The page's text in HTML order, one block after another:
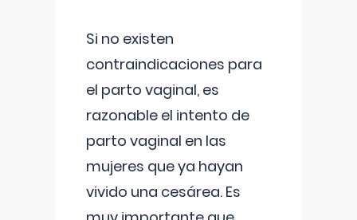
Si no existen
contraindicaciones para
el parto vaginal, es
razonable el intento de
parto vaginal en las
mujeres que ya hayan
vivido una cesárea. Es